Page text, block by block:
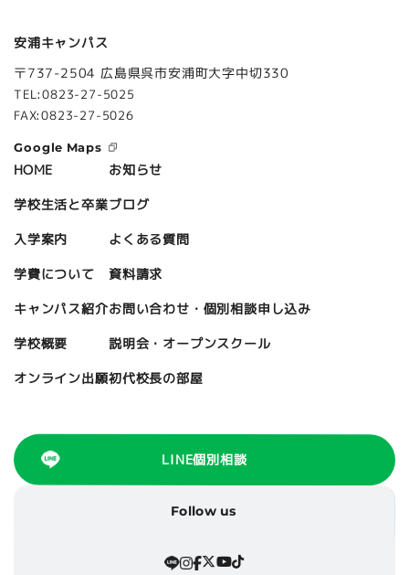
安浦キャンパス
〒737-2504 広島県呉市安浦町大字中切330
TEL:0823-27-5025
FAX:0823-27-5026
Google Maps
HOME
学校生活と卒業
入学案内
学費について
キャンパス紹介
学校概要
オンライン出願
お知らせ
ブログ
よくある質問
資料請求
お問い合わせ・個別相談申し込み
説明会・オープンスクール
初代校長の部屋
LINE個別相談
Follow us